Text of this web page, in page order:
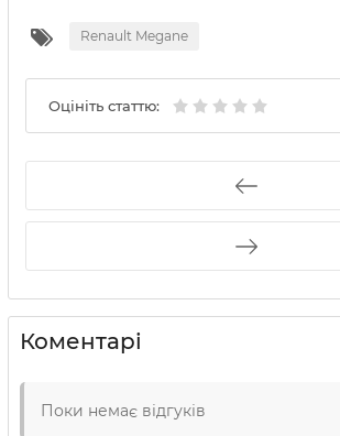
Renault Megane
Оцініть статтю:
Коментарі
Поки немає відгуків